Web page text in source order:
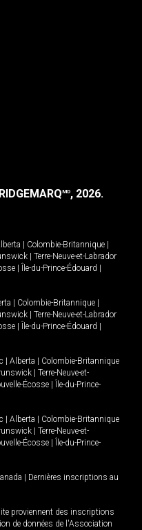
MD, 2026.
Colombie-Britannique
Terre-Neuve-et-Labrador
Île-du-Prince-Édouard
Colombie-Britannique
Terre-Neuve-et-Labrador
Île-du-Prince-Édouard
Alberta
Colombie-Britannique
Terre-Neuve-et-
Écosse
Île-du-Prince-
Alberta
Colombie-Britannique
Terre-Neuve-et-
Écosse
Île-du-Prince-
Dernières inscriptions au
proviennent des inscriptions
de données de l'Association